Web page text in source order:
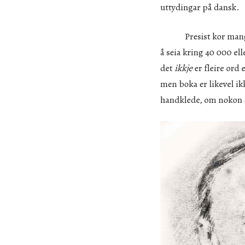
uttydingar på dansk.
Presist kor mange
å seia kring 40 000
det ikkjeer fleire ord
men boka er likevel
handklede, om